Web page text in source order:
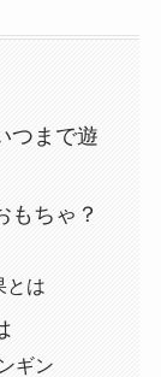
つまで遊
もちゃ？
とは
ギン